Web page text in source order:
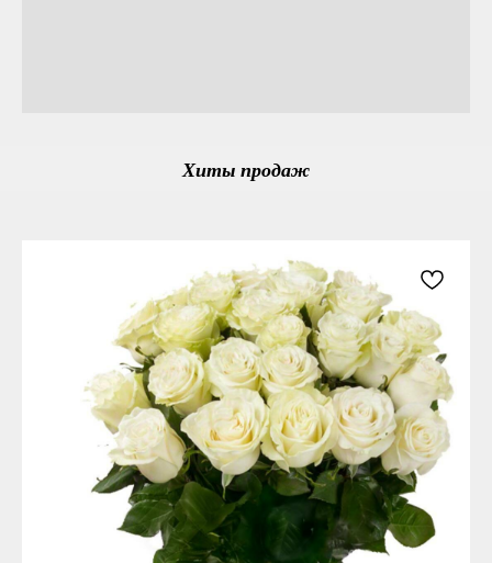
Хиты продаж